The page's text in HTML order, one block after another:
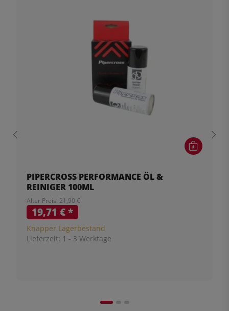
PIPERCROSS PERFORMANCE ÖL &
REINIGER 100ML
Alter Preis: 21,90 €
19,71 €*
Knapper Lagerbestand
Lieferzeit: 1 - 3 Werktage